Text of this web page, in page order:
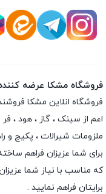
فروشگاه مشکا عرضه
فروشگاه انلاین مشکا
اعم از سینک ، گاز ، هود ،
ملزومات شیرالات ، پکیج و
برای شما عزیزان فراهم
که مناسب با نیاز شما
برایتان فراهم نمایید .